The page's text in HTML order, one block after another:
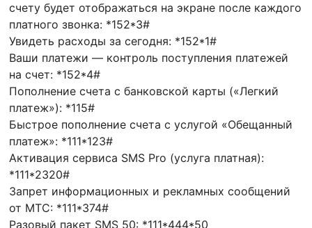
счету будет отображаться на экране после каждого
платного звонка: *152*3#
Увидеть расходы за сегодня: *152*1#
Ваши платежи — контроль поступления платежей
на счет: *152*4#
Пополнение счета с банковской карты («Легкий
платеж»): *115#
Быстрое пополнение счета с услугой «Обещанный
платеж»: *111*123#
Активация сервиса SMS Pro (услуга платная):
*111*2320#
Запрет информационных и рекламных сообщений
от МТС: *111*374#
Разовый пакет SMS 50: *111*444*50